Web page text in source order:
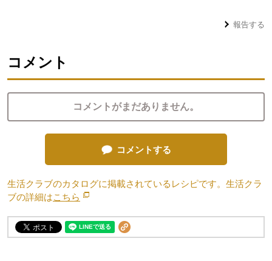
報告する
コメント
コメントがまだありません。
コメントする
生活クラブのカタログに掲載されているレシピです。生活クラ
ブの詳細はこちら 別のウィンドウで開きます。